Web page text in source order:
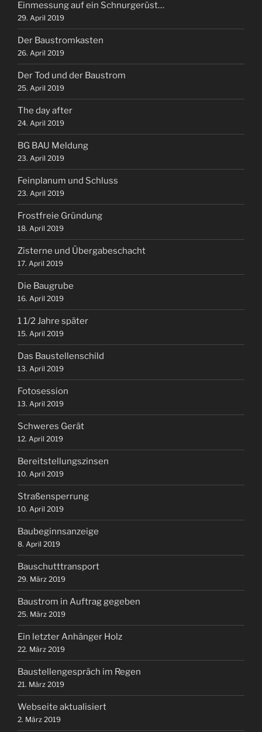
Einmessung auf ein Schnurgerüst…
29. April 2019
Der Baustromkasten
26. April 2019
Der Tod und der Baustrom
25. April 2019
The day after
24. April 2019
BG BAU Meldung
23. April 2019
Feinplanum und Schluss
23. April 2019
Frostfreie Gründung
18. April 2019
Zisterne und Übergabeschacht
17. April 2019
Die Baugrube
16. April 2019
1 1/2 Jahre später
15. April 2019
Das Baustellenschild
13. April 2019
Fotosession
13. April 2019
Schweres Gerät
12. April 2019
Bereitstellungszinsen
10. April 2019
Straßensperrung
10. April 2019
Baubeginnsanzeige
8. April 2019
Bauschutttransport
29. März 2019
Baustrom in Auftrag gegeben
25. März 2019
Ein letzter Anhänger Holz
22. März 2019
Baustellengespräch im Regen
21. März 2019
Webseite aktualisiert
2. März 2019